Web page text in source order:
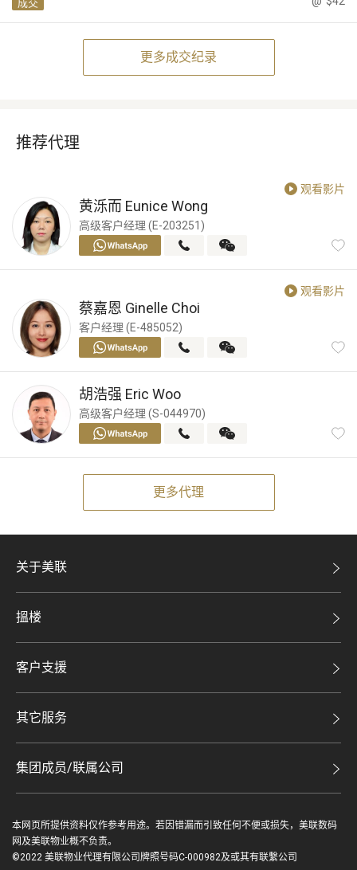
成交
更多成交纪录
推荐代理
观看影片
黄泺而 Eunice Wong
高级客户经理 (E-203251)
观看影片
蔡嘉恩 Ginelle Choi
客户经理 (E-485052)
胡浩强 Eric Woo
高级客户经理 (S-044970)
更多代理
关于美联
美联集团
集团动态
人才招募
网站地图
搵楼
二手盘
买卖流程
客户支援
自助放盘
豪宅分行
查询热线
联络我们
缴款方式
其它服务
豪宅资讯
美善会
集团成员/联属公司
鋑联控股*
美联工商铺*
本网页所提供资料仅作参考用途。若因错漏而引致任何不便或损失，美联数码
网及美联物业概不负责。
©2022 美联物业代理有限公司牌照号码C-000982及或其有联繫公司